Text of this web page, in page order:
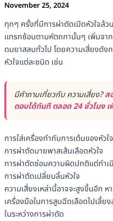
November 25, 2024
ทุกๆ ครั้งที่มีการผ่าตัดเปิดหัวใจล้ว
แทรกซ้อนตามหัตถกานั้นๆ เพิ่มจา
ดมยาสลบทั่วไป โดยความเสี่ยงดัง
หัวใจแต่ละชนิด เช่น
มีคำถามเกี่ยวกับ ความเสี่ยง?ส
ตอบได้ทันที ตลอด 24 ชั่วโมง
การใส่เครื่องกำกับการเต้นของหัวใจ
การผ่าตัดบายพาสเส้นเลือดหัวใจ
การผ่าตัดซ่อมความผิดปกติแต่กำเ
การผ่าตัดเปลี่ยนลิ้นหัวใจ
ความเสี่ยงเหล่านี้อาจจะสูงขึ้นอีก ห
เครื่องมือในการสูบฉีดเลือดไปเลี้ย
ในระหว่างการผ่าตัด